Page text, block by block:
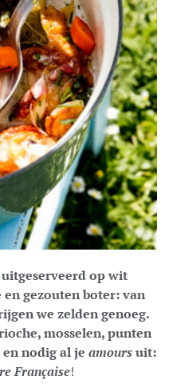
op wit
gezouten boter: van
we zelden genoeg.
mosselen, punten
nodig al je amoursuit:
Française!